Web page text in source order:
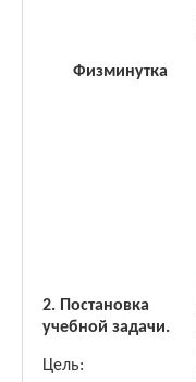
Физминутка
2. Постановка
учебной задачи.
Цель: